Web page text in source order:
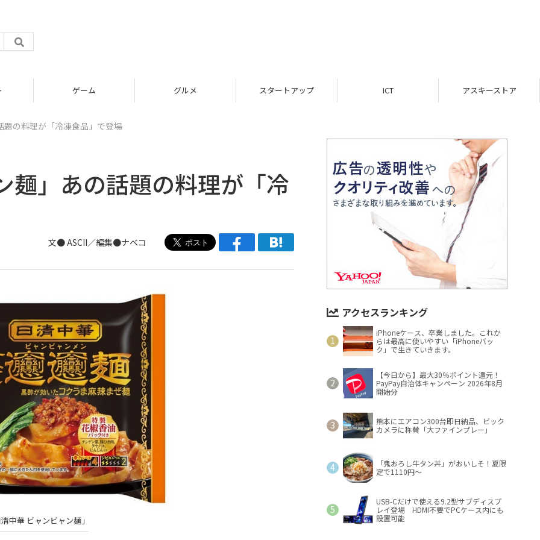
スタートアップ アスキーストア
の料理が「冷凍食品」で登場
麺」あの話題の料理が「冷
文● ASCII／編集●ナベコ
中華 ビャンビャン麺」
アクセスランキング
iPhoneケース、卒業しました。これか
らは最高に使いやすい「iPhoneバッ
ク」で生きていきます。
【今日から】最大30％ポイント還元！
PayPay自治体キャンペーン 2026年8月
開始分
熊本にエアコン300台即日納品、ビック
カメラに称賛「大ファインプレー」
「鬼おろし牛タン丼」がおいしそ！夏限
定で1110円～
USB-Cだけで使える9.2型サブディスプ
レイ登場 HDMI不要でPCケース内にも
設置可能